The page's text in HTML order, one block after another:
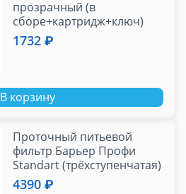
прозрачный (в
сборе+картридж+ключ)
1732 ₽
В корзину
Проточный питьевой
фильтр Барьер Профи
Standart (трёхступенчатая)
4390 ₽